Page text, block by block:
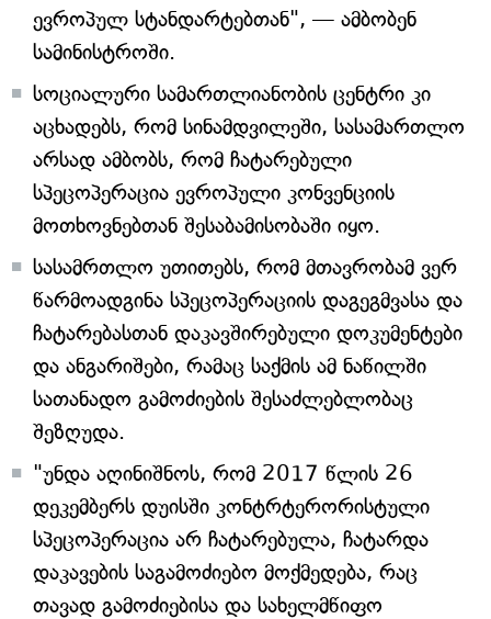
ევროპულ სტანდარტებთან", — ამბობენ
სამინისტროში.
სოციალური სამართლიანობის ცენტრი კი
აცხადებს, რომ სინამდვილეში, სასამართლო
არსად ამბობს, რომ ჩატარებული
სპეცოპერაცია ევროპული კონვენციის
მოთხოვნებთან შესაბამისობაში იყო.
სასამრთლო უთითებს, რომ მთავრობამ ვერ
წარმოადგინა სპეცოპერაციის დაგეგმვასა და
ჩატარებასთან დაკავშირებული დოკუმენტები
და ანგარიშები, რამაც საქმის ამ ნაწილში
სათანადო გამოძიების შესაძლებლობაც
შეზღუდა.
"უნდა აღინიშნოს, რომ 2017 წლის 26
დეკემბერს დუისში კონტრტერორისტული
სპეცოპერაცია არ ჩატარებულა, ჩატარდა
დაკავების საგამოძიებო მოქმედება, რაც
თავად გამოძიებისა და სახელმწიფო